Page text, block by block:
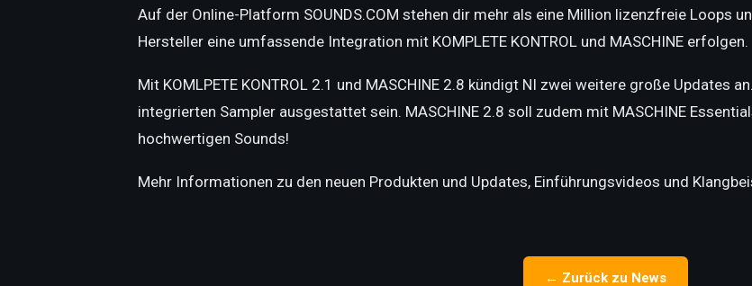
Auf der Online-Platform SOUNDS.COM stehen dir mehr als eine Million lizenzfreie Loops
Hersteller eine umfassende Integration mit KOMPLETE KONTROL und MASCHINE erfolgen.
Mit KOMLPETE KONTROL 2.1 und MASCHINE 2.8 kündigt NI zwei weitere große Updates
integrierten Sampler ausgestattet sein. MASCHINE 2.8 soll zudem mit MASCHINE
hochwertigen Sounds!
Mehr Informationen zu den neuen Produkten und Updates, Einführungsvideos und
← Zurück zu News